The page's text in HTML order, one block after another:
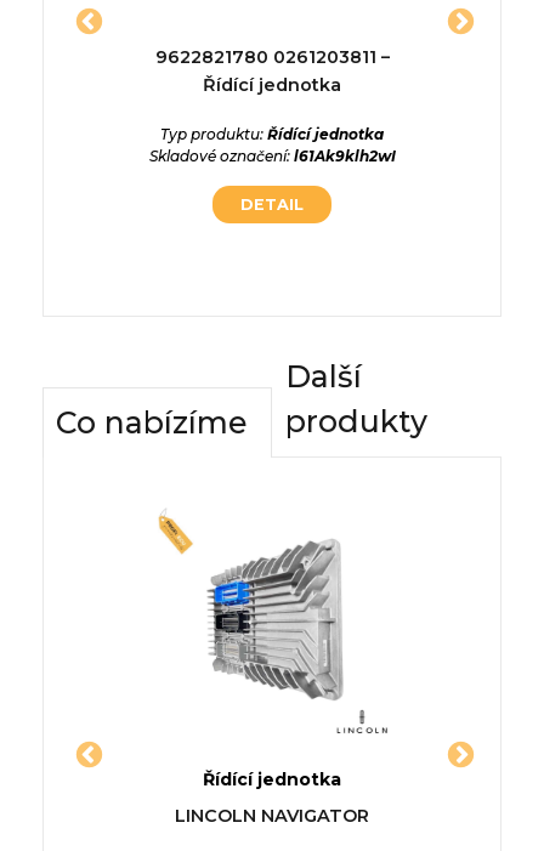
9622821780 0261203811 –
Řídící jednotka
Typ produktu: Řídící jednotka
Skladové označení: l61Ak9klh2wI
DETAIL
Co nabízíme
Další
produkty
Řídící jednotka
LINCOLN NAVIGATOR
Jednotka BMW 4 Gran Coupe
(F36)